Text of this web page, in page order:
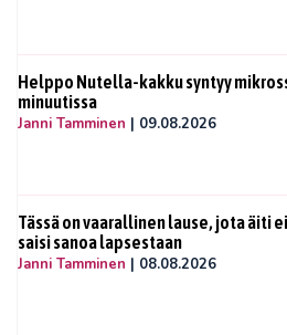
Helppo Nutella-kakku syntyy
minuutissa
Janni Tamminen | 09.08.2026
Tässä on vaarallinen lause, jota äiti
saisi sanoa lapsestaan
Janni Tamminen | 08.08.2026